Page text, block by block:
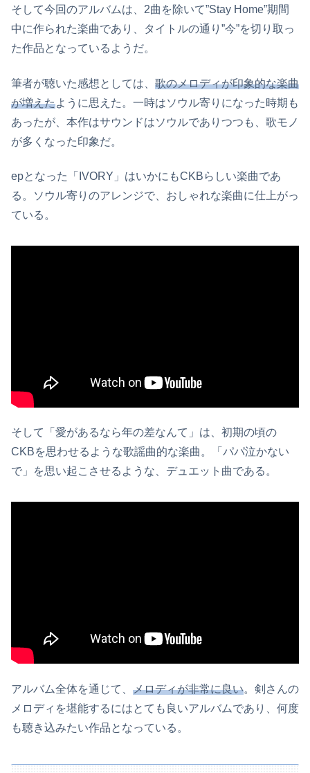
そして今回のアルバムは、2曲を除いて”Stay Home”期間
中に作られた楽曲であり、タイトルの通り”今”を切り取っ
た作品となっているようだ。
筆者が聴いた感想としては、 歌のメロディが印象的な楽曲
が増えたように思えた。一時はソウル寄りになった時期も
あったが、本作はサウンドはソウルでありつつも、歌モノ
が多くなった印象だ。
epとなった「IVORY」はいかにもCKBらしい楽曲であ
る。ソウル寄りのアレンジで、おしゃれな楽曲に仕上がっ
ている。
そして「愛があるなら年の差なんて」は、初期の頃の
CKBを思わせるような歌謡曲的な楽曲。「パパ泣かない
で」を思い起こさせるような、デュエット曲である。
アルバム全体を通じて、 メロディが非常に良い。剣さんの
メロディを堪能するにはとても良いアルバムであり、何度
も聴き込みたい作品となっている。